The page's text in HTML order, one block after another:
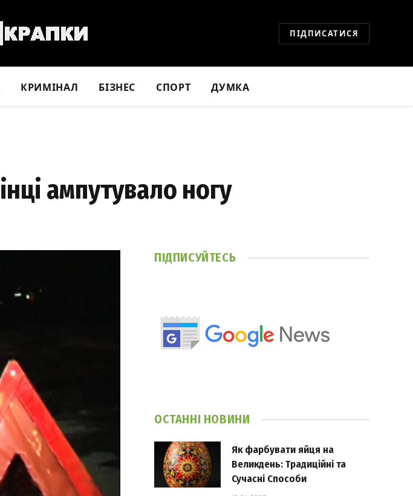
ПІДПИСАТИСЯ
КРИМІНАЛ БІЗНЕС СПОРТ ДУМКА
ампутувало ногу
ПІДПИСУЙТЕСЬ
ОСТАННІ НОВИНИ
Як фарбувати яйця на
Великдень: Традиційні та
Сучасні Способи